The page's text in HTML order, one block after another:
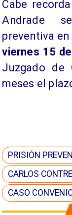
Cabe
Andrade
preventiva
viernes 15
Juzgado de
meses el
PRISIÓN
CARLOS
CASO